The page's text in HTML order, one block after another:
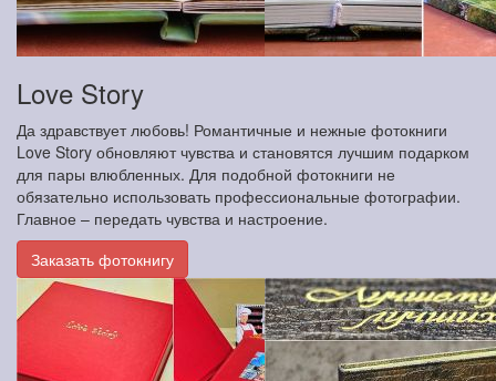
Love Story
Да здравствует любовь! Романтичные и нежные фотокниги
Love Story обновляют чувства и становятся лучшим подарком
для пары влюбленных. Для подобной фотокниги не
обязательно использовать профессиональные фотографии.
Главное – передать чувства и настроение.
Заказать фотокнигу